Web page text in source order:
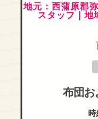
地元：西蒲原郡
スタッフ｜
布団お